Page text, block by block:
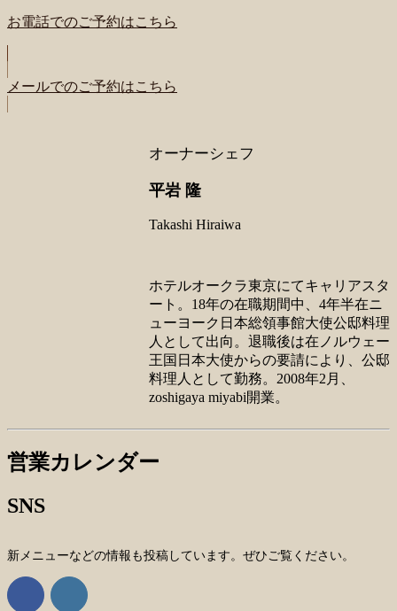
お電話でのご予約はこちら
メールでのご予約はこちら
オーナーシェフ
平岩 隆
Takashi Hiraiwa
ホテルオークラ東京にてキャリアスタ
ート。18年の在職期間中、4年半在ニ
ューヨーク日本総領事館大使公邸料理
人として出向。退職後は在ノルウェー
王国日本大使からの要請により、公邸
料理人として勤務。2008年2月、
zoshigaya miyabi開業。
営業カレンダー
SNS
新メニューなどの情報も投稿しています。ぜひご覧ください。